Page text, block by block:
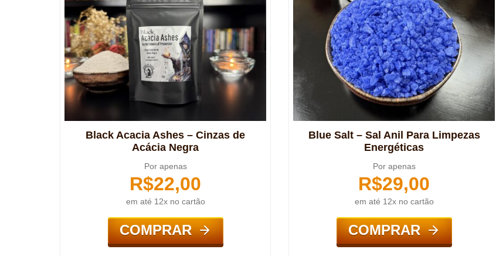
Black Acacia Ashes – Cinzas de
Acácia Negra
Por apenas
R$22,00
em até 12x no cartão
COMPRAR
Blue Salt – Sal Anil Para Limpezas
Energéticas
Por apenas
R$29,00
em até 12x no cartão
COMPRAR